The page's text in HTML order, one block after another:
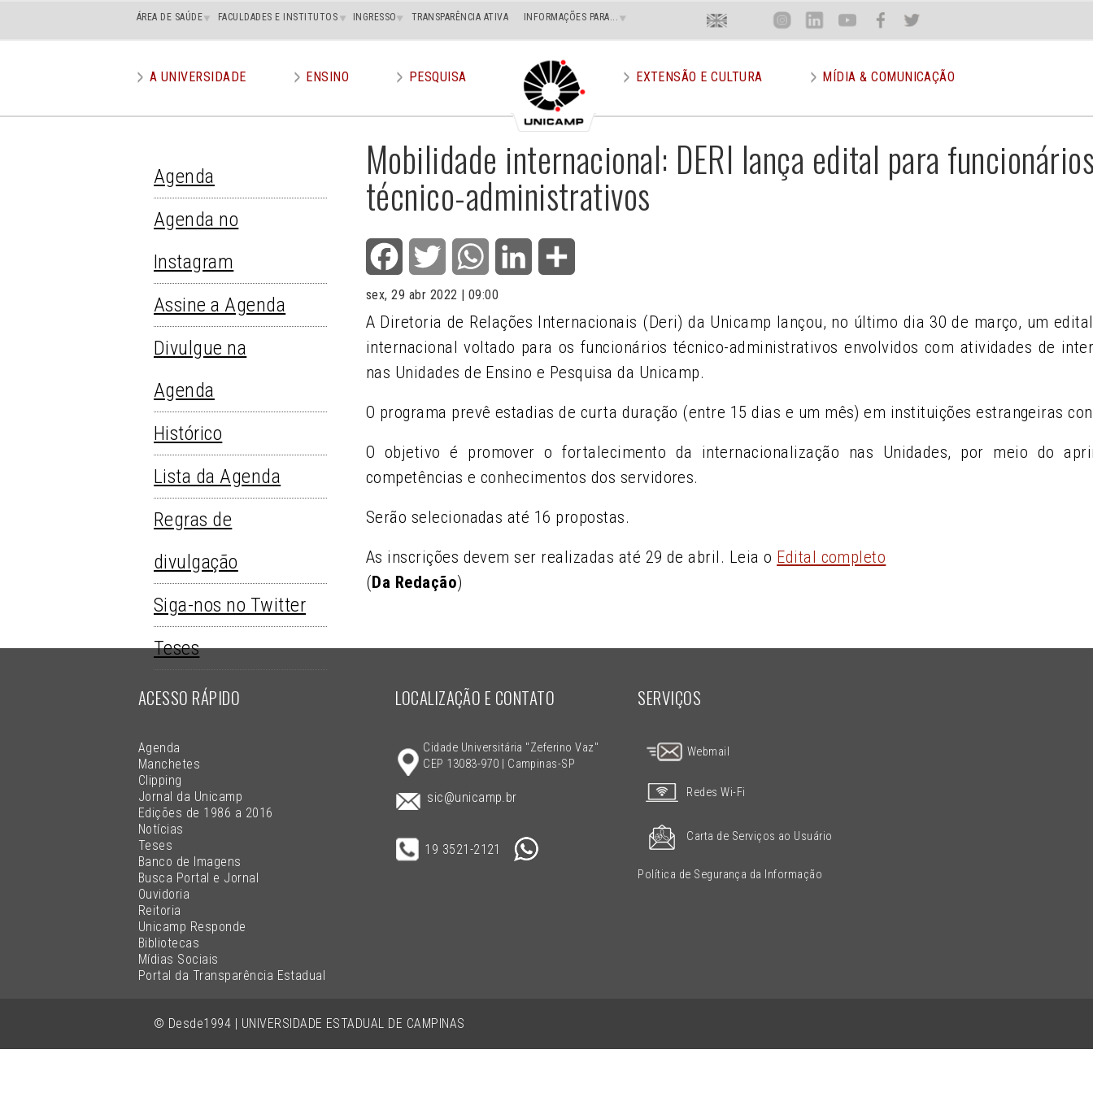
Main
superior
ÁREA DE SAÚDE FACULDADES E INSTITUTOS INGRESSO TRANSPARÊNCIA ATIVA INFORMAÇÕES PARA... Menu
Superior
Direito
En Inst Lin You Face Twit
menu
A UNIVERSIDADE ENSINO PESQUISA EXTENSÃO E CULTURA MÍDIA & COMUNICAÇÃO
AGENDA
Agenda
Agenda no
Instagram
Assine a Agenda
Divulgue na
Agenda
Histórico
Lista da Agenda
Regras de
divulgação
Siga-nos no Twitter
Teses
Mobilidade internacional: DERI lança edital para
técnico-administrativos
Facebook Twitter WhatsApp LinkedIn
sex, 29 abr 2022 | 09:00
A Diretoria de Relações Internacionais (Deri) da Unicamp lançou, no último dia 30 de março, um
internacional voltado para os funcionários técnico-administrativos envolvidos com atividades de
nas Unidades de Ensino e Pesquisa da Unicamp.
O programa prevê estadias de curta duração (entre 15 dias e um mês) em instituições estrangeiras
O objetivo é promover o fortalecimento da internacionalização nas Unidades, por meio do
competências e conhecimentos dos servidores.
Serão selecionadas até 16 propostas.
As inscrições devem ser realizadas até 29 de abril. Leia o Edital completo
(Da Redação)
© Desde1994 | UNIVERSIDADE ESTADUAL DE CAMPINAS
ACESSO RÁPIDO
Agenda
Manchetes
Clipping
Jornal da Unicamp
Edições de 1986 a 2016
Notícias
Teses
Banco de Imagens
Busca Portal e Jornal
Ouvidoria
Reitoria
Unicamp Responde
Bibliotecas
Mídias Sociais
Portal da Transparência Estadual
LOCALIZAÇÃO E CONTATO
Cidade Universitária "Zeferino Vaz"
CEP 13083-970 | Campinas-SP
sic@unicamp.br
19 3521-2121
SERVIÇOS
Webmail
Redes Wi-Fi
Carta de Serviços ao Usuário
Política de Segurança da Informação